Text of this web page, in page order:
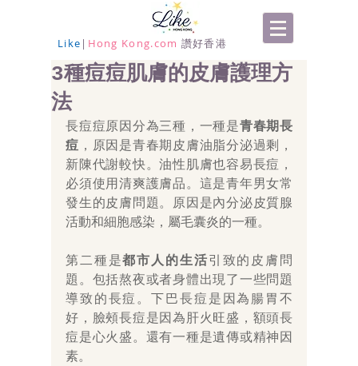
Like | Hong Kong.com 讚好香港
3種痘痘肌膚的皮膚護理方
法
長痘痘原因分為三種，一種是青春期長
痘 ，原因是青春期皮膚油脂分泌過剩，
新陳代謝較快。油性肌膚也容易長痘，
必須使用清爽護膚品。這是青年男女常
發生的皮膚問題。原因是內分泌皮質腺
活動和細胞感染，屬毛囊炎的一種。
第二種是都市人的生活 引致的皮膚問
題。包括熬夜或者身體出現了一些問題
導致的長痘。下巴長痘是因為腸胃不
好，臉頰長痘是因為肝火旺盛，額頭長
痘是心火盛。還有一種是遺傳或精神因
素。